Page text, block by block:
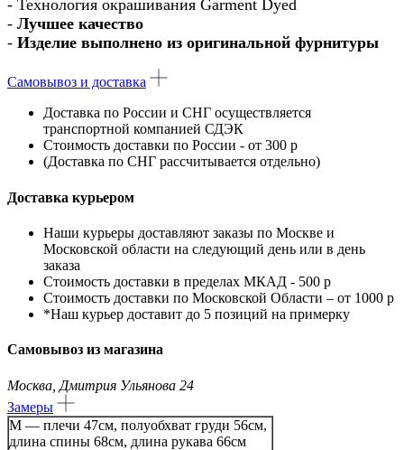
- Технология окрашивания Garment Dyed
- Лучшее качество
- Изделие выполнено из оригинальной фурнитуры
Самовывоз и доставка
Доставка по России и СНГ осуществляется
транспортной компанией СДЭК
Стоимость доставки по России - от 300 р
(Доставка по СНГ рассчитывается отдельно)
Доставка курьером
Наши курьеры доставляют заказы по Москве и
Московской области на следующий день или в день
заказа
Стоимость доставки в пределах МКАД - 500 р
Стоимость доставки по Московской Области – от 1000 р
*Наш курьер доставит до 5 позиций на примерку
Самовывоз из магазина
Москва, Дмитрия Ульянова 24
Замеры
М — плечи 47см, полуобхват груди 56см,
длина спины 68см, длина рукава 66см